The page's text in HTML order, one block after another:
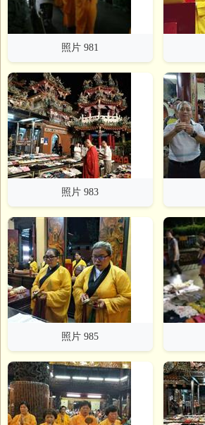
照片 981
照片 983
照片 985